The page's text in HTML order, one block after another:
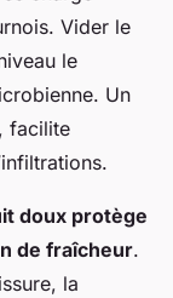
Vider le
le
Un
facilite
doux protège
de fraîcheur.
la